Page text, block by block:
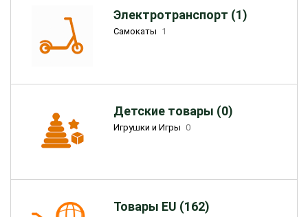
Электротранспорт (1)
Самокаты 1
Детские товары (0)
Игрушки и Игры 0
Товары EU (162)